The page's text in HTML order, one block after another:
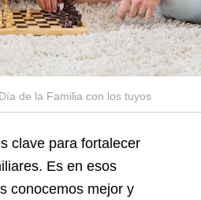
de la Familia con los tuyos
clave para fortalecer
Es en esos
conocemos mejor y